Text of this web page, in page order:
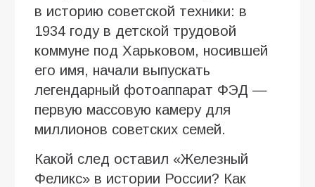
в историю советской техники: в
1934 году в детской трудовой
коммуне под Харьковом, носившей
его имя, начали выпускать
легендарный фотоаппарат ФЭД —
первую массовую камеру для
миллионов советских семей.
Какой след оставил «Железный
Феликс» в истории России? Как